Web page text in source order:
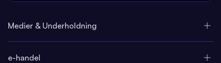
Medier & Underholdning
e-handel